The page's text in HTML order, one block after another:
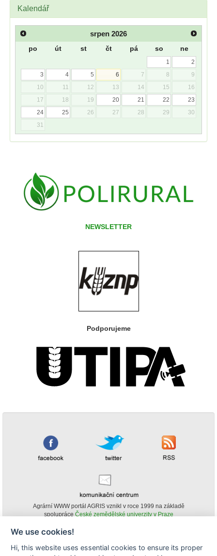
Kalendář
srpen 2026
po út st čt pá so ne
1
2
3
4 5 6 7 8
9
10
11 12 13 14 15
16
17
18 19 20 21 22
23
24
25 26 27 28 29
30
31
NEWSLETTER
Podporujeme
Agrární WWW portál AGRIS vznikl v roce 1999 na základě
spolupráce České zemědělské univerzity v Praze
obsahu agrárního WWW portálu AGRIS je možné
We use cookies!
Hi, this website uses essential cookies to ensure its proper